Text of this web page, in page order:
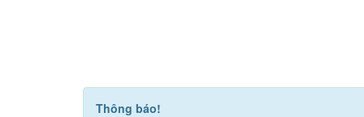
Thông báo!